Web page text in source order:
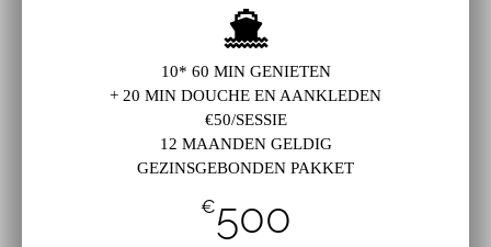
10* 60 MIN GENIETEN
+ 20 MIN DOUCHE EN AANKLEDEN
€50/SESSIE
12 MAANDEN GELDIG
GEZINSGEBONDEN PAKKET
€500